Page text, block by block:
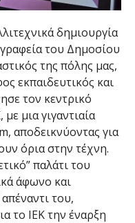
δημιουργία
του Δημοσίου
της πόλης μας,
εκπαιδευτικός και
τον κεντρικό
μια γιγαντιαία
αποδεικνύοντας για
όρια στην τέχνη.
παλάτι του
άφωνο και
του,
το ΙΕΚ την έναρξη